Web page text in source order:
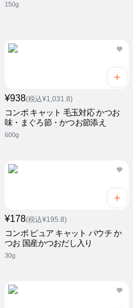
150g
¥938(税込¥1,031.8)
コンボ キャット 毛玉対応 かつお
味・まぐろ節・かつお節添え
600g
¥178(税込¥195.8)
コンボ ピュア キャット パウチ か
つお 国産かつおだし入り
30g